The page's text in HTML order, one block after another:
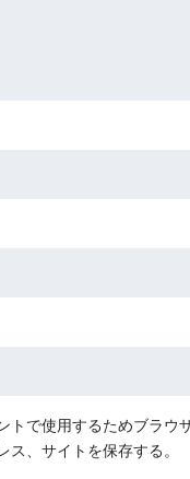
トで使用するためブラウ
ス、サイトを保存する。